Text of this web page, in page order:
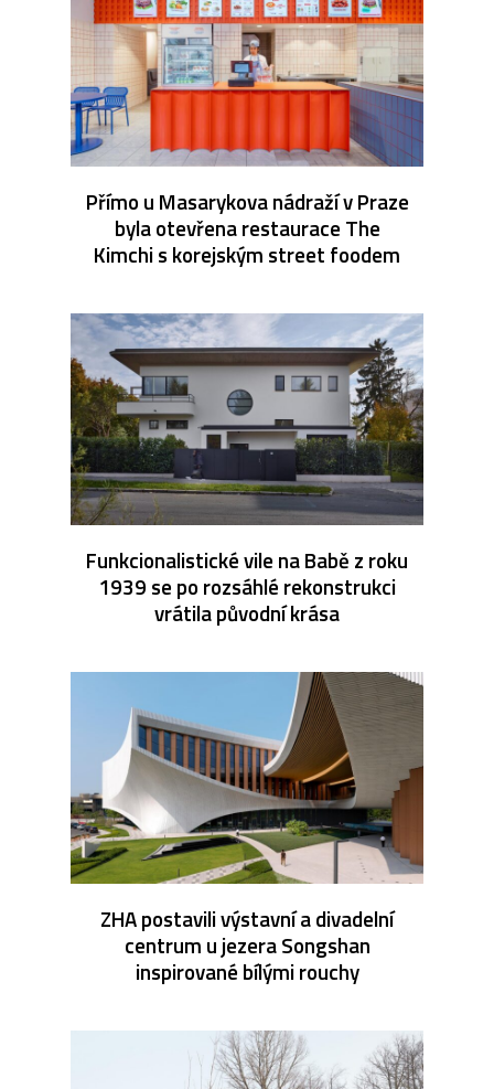
Přímo u Masarykova nádraží v Praze
byla otevřena restaurace The
Kimchi s korejským street foodem
Funkcionalistické vile na Babě z roku
1939 se po rozsáhlé rekonstrukci
vrátila původní krása
ZHA postavili výstavní a divadelní
centrum u jezera Songshan
inspirované bílými rouchy